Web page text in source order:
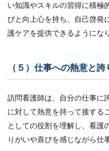
ーナ
ーシ
ップ
を発
取り
組む
6.2
2.建
設的
な質
問や
提案
い知識やスキルの習得に積極
びと向上心を持ち、自己啓発
護ケアを提供できるようにな
（５）仕事への熱意と誇
訪問看護師は、自分の仕事に
に対して熱意を持って接する
としての役割を理解し、看護
りがいや喜びを感じながら仕